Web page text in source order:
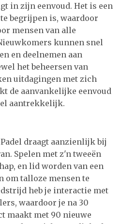
in zijn eenvoud. Het is een
begrijpen is, waardoor
mensen van alle
kunnen snel
en deelnemen aan
het beheersen van
uitdagingen met zich
de aanvankelijke eenvoud
aantrekkelijk.
draagt aanzienlijk bij
Spelen met z'n tweeën
en lid worden van een
om talloze mensen te
heb je interactie met
waardoor je na 30
maakt met 90 nieuwe